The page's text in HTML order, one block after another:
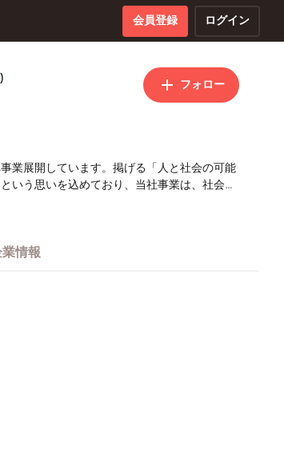
会員登録 ログイン
フォロー
業展開しています。掲げる「人と社会の可能
いう思いを込めており、当社事業は、社会の
います。「枠にとらわれない自由な価値創
情報